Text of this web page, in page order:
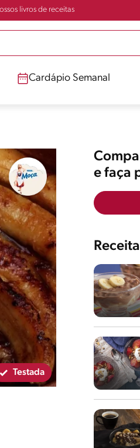
livros de receitas
Cardápio Semanal
Testada
e faça